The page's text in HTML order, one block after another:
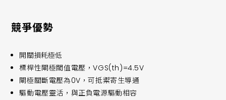
競爭優勢
開關損耗極低
標桿性閘極閾值電壓，VGS(th)=4.5V
閘極關斷電壓為0V，可抵禦寄生導通
驅動電壓靈活，與正負電源驅動相容